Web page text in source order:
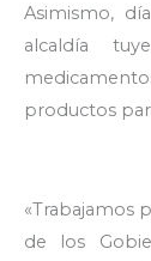
Asimismo,
alcaldía
productos
«Trabajamos
de los